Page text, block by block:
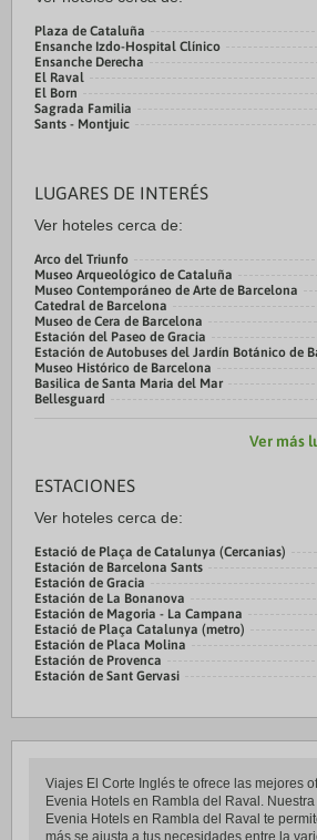
Plaza de Cataluña
Ensanche Izdo-Hospital Clínico
Ensanche Derecha
El Raval
El Born
Sagrada Familia
Sants - Montjuic
LUGARES DE INTERÉS
Ver hoteles cerca de:
Arco del Triunfo
Museo Arqueológico de Cataluña
Museo Contemporáneo de Arte de Barcelona
Catedral de Barcelona
Museo de Cera de Barcelona
Estación del Paseo de Gracia
Estación de Autobuses del Jardín Botánico de
Museo Histórico de Barcelona
Basilica de Santa Maria del Mar
Bellesguard
Ver más
ESTACIONES
Ver hoteles cerca de:
Estació de Plaça de Catalunya (Cercanias)
Estación de Barcelona Sants
Estación de Gracia
Estación de La Bonanova
Estación de Magoria - La Campana
Estació de Plaça Catalunya (metro)
Estación de Placa Molina
Estación de Provenca
Estación de Sant Gervasi
Viajes El Corte Inglés te ofrece las mejores
Evenia Hotels en Rambla del Raval.
Evenia Hotels en Rambla del Raval te
más se ajusta a tus necesidades entre la